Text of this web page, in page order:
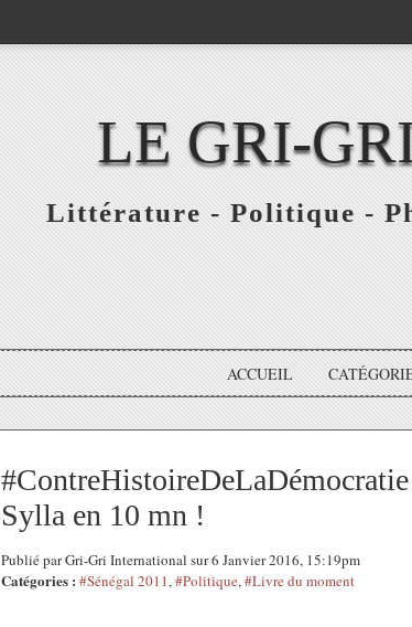
LE GRI-
Littérature - Politique -
ACCUEIL
Sylla en 10 mn !
Publié par Gri-Gri International sur 6 Janvier 2016, 15:19pm
Catégories : #Sénégal 2011,#Politique,#Livre du moment